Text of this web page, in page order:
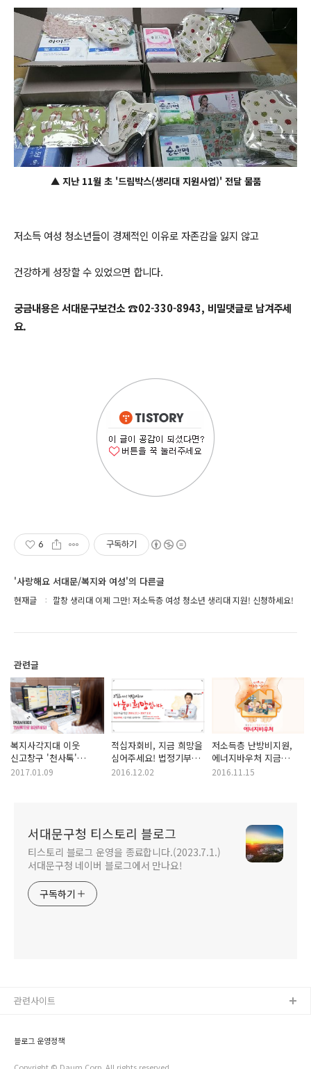
▲ 지난 11월 초 '드림박스(생리대 지원사업)' 전달 물품
저소득 여성 청소년들이 경제적인 이유로 자존감을 잃지 않고
건강하게 성장할 수 있었으면 합니다.
궁금내용은 서대문구보건소 ☎02-330-8943, 비밀댓글로 남겨주세
요.
6 구독하기
'사랑해요 서대문/복지와 여성'의 다른글
현재글 깔창 생리대 이제 그만! 저소득층 여성 청소년 생리대 지원! 신청하세요!
관련글
복지사각지대 이웃
신고창구 '천사톡'
주위에 어려운 이웃을
2017.01.09
적십자회비, 지금 희망을
심어주세요! 법정기부금
연말 소득공제
2016.12.02
저소득층 난방비지원,
에너지바우처 지금
신청하세요!
2016.11.15
서대문구청 티스토리 블로그
티스토리 블로그 운영을 종료합니다.(2023.7.1.)
서대문구청 네이버 블로그에서 만나요!
구독하기
블로그 운영정책
Copyright © Daum Corp. All rights reserved.
관련사이트